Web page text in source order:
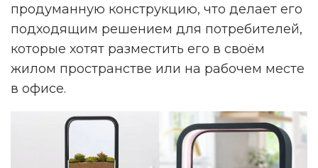
продуманную конструкцию, что делает его
подходящим решением для потребителей,
которые хотят разместить его в своём
жилом пространстве или на рабочем месте
в офисе.